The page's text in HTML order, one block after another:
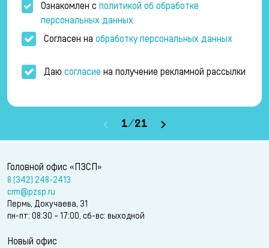
1/21
Ознакомлен сполитикой об обработке
персональных данных
Согласен на обработку персональных данных
Даю согласие на получение рекламной рассылки
Головной офис «ПЗСП»
8 (342) 248-2413
crm@pzsp.ru
Пермь, Докучаева, 31
пн-пт: 08:30 – 17:00, сб-вс: выходной
Новый офис